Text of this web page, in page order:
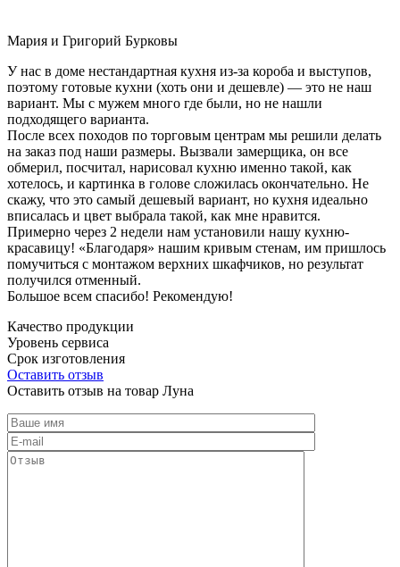
Мария и Григорий Бурковы
У нас в доме нестандартная кухня из-за короба и выступов,
поэтому готовые кухни (хоть они и дешевле) — это не наш
вариант. Мы с мужем много где были, но не нашли
подходящего варианта.
После всех походов по торговым центрам мы решили делать
на заказ под наши размеры. Вызвали замерщика, он все
обмерил, посчитал, нарисовал кухню именно такой, как
хотелось, и картинка в голове сложилась окончательно. Не
скажу, что это самый дешевый вариант, но кухня идеально
вписалась и цвет выбрала такой, как мне нравится.
Примерно через 2 недели нам установили нашу кухню-
красавицу! «Благодаря» нашим кривым стенам, им пришлось
помучиться с монтажом верхних шкафчиков, но результат
получился отменный.
Большое всем спасибо! Рекомендую!
Качество продукции
Уровень сервиса
Срок изготовления
Оставить отзыв
Оставить отзыв на товар Луна